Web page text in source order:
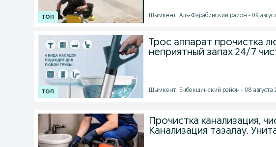
Шымкент, Аль-Фарабийский район - 09
Трос аппарат прочистка
неприятный запах 24/7
Шымкент, Енбекшинский район - 08 августа
Прочистка канализация,
Канализация тазалау.